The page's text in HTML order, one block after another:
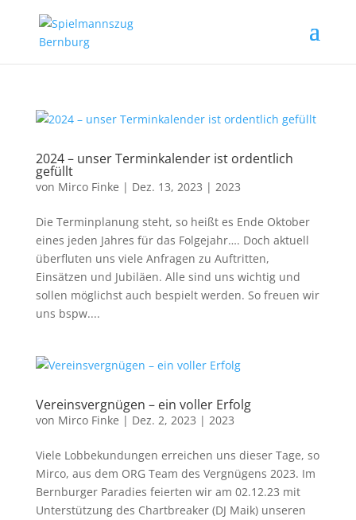
2024 – unser Terminkalender ist ordentlich
gefüllt
von Mirco Finke | Dez. 13, 2023 | 2023
Die Terminplanung steht, so heißt es Ende Oktober
eines jeden Jahres für das Folgejahr…. Doch aktuell
überfluten uns viele Anfragen zu Auftritten,
Einsätzen und Jubiläen. Alle sind uns wichtig und
sollen möglichst auch bespielt werden. So freuen wir
uns bspw....
Vereinsvergnügen – ein voller Erfolg
von Mirco Finke | Dez. 2, 2023 | 2023
Viele Lobbekundungen erreichen uns dieser Tage, so
Mirco, aus dem ORG Team des Vergnügens 2023. Im
Bernburger Paradies feierten wir am 02.12.23 mit
Unterstützung des Chartbreaker (DJ Maik) unseren